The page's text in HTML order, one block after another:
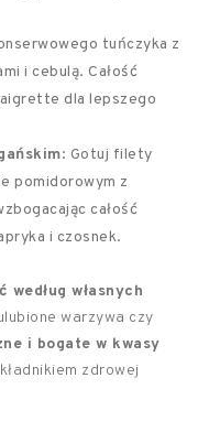
tuńczyka z
i cebulą. Całość
dla lepszego
: Gotuj filety
pomidorowym z
całość
i czosnek.
własnych
warzywa czy
i bogate w kwasy
zdrowej